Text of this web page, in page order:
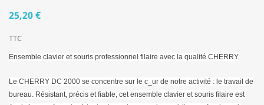
25,20 €
TTC
Ensemble clavier et souris professionnel filaire avec la qualité CHERRY.
Le CHERRY DC 2000 se concentre sur le c_ur de notre activité : le travail de
bureau. Résistant, précis et fiable, cet ensemble clavier et souris filaire est